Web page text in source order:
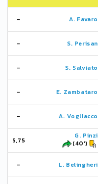
- A. Favaro
- S. Perisan
- S. Salviato
- E. Zambataro
- A. Vogliacco
5,75
G. Pinzi
(40')
- L. Belingheri